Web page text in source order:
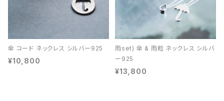
傘 コード ネックレス シルバー925
¥10,800
雨set) 傘 & 雨粒 ネックレス シルバ
ー925
¥13,800